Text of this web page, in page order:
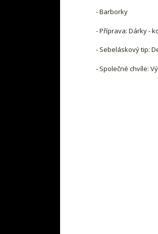
- Barborky
- Příprava: Dárky -
- Sebeláskový tip:
- Společné chvíle: